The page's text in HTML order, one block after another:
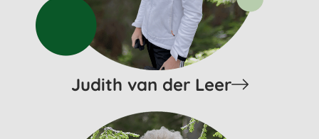
Judith van der Leer